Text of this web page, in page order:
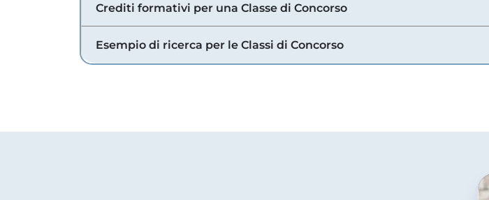
Crediti formativi per una Classe di Concorso
Esempio di ricerca per le Classi di Concorso